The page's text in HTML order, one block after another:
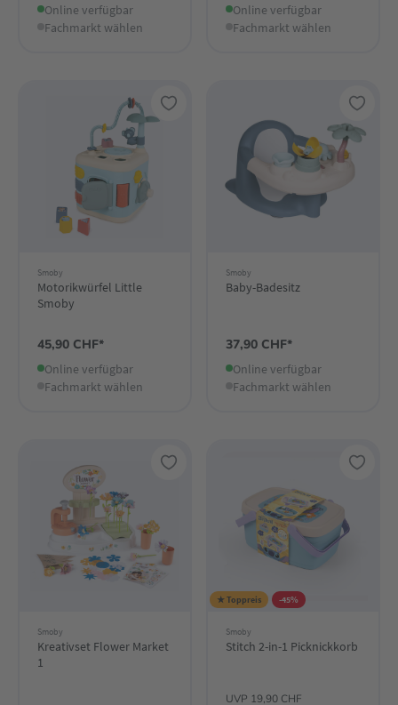
Online verfügbar
Fachmarkt wählen
Online verfügbar
Fachmarkt wählen
Smoby
Motorikwürfel Little
Smoby
45,90 CHF*
Online verfügbar
Fachmarkt wählen
Smoby
Baby-Badesitz
37,90 CHF*
Online verfügbar
Fachmarkt wählen
Smoby
Kreativset Flower Market
1
★ Toppreis -45%
Smoby
Stitch 2-in-1 Picknickkorb
UVP 19,90 CHF